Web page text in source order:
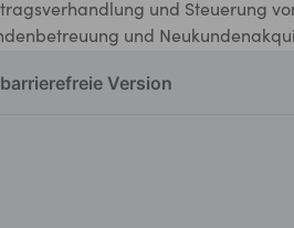
barrierefreie Version